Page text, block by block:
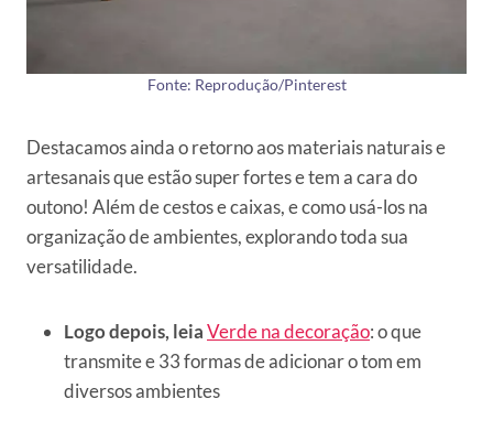
Fonte: Reprodução/Pinterest
Destacamos ainda o retorno aos materiais naturais e
artesanais que estão super fortes e tem a cara do
outono! Além de cestos e caixas, e como usá-los na
organização de ambientes, explorando toda sua
versatilidade.
Logo depois, leiaVerde na decoração: o que
transmite e 33 formas de adicionar o tom em
diversos ambientes